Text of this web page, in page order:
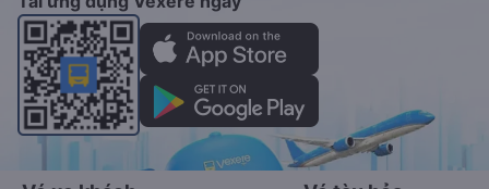
Ứng dụng hiển thị thông tin đầy đủ, minh bạch cùng vô vàn
tiện ích giúp người dùng so sánh và lựa chọn phương án di
chuyển tiết kiệm, nhanh chóng và phù hợp nhất.
Tải ứng dụng Vexere ngay